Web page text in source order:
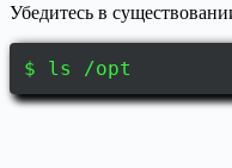
Убедитесь в
$ ls /opt